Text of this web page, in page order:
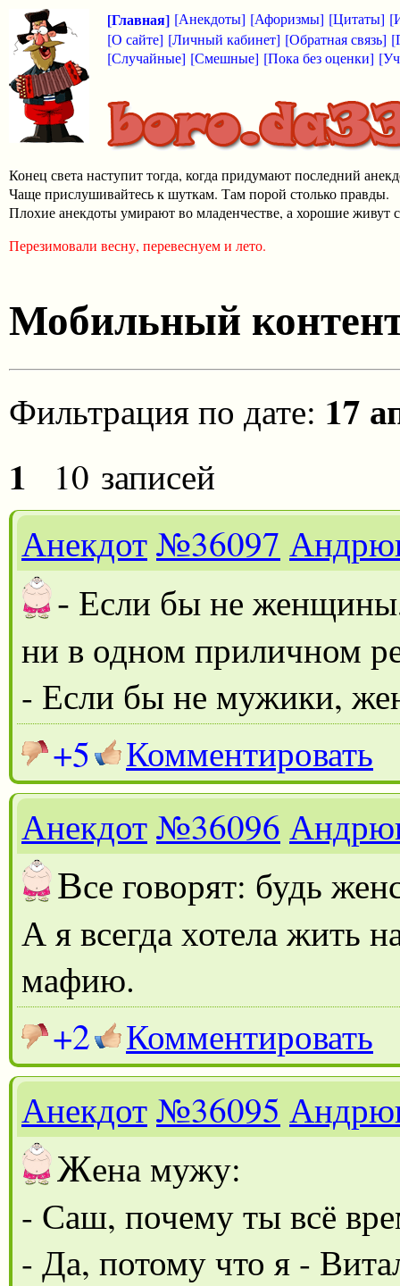
[Главная] [Анекдоты] [Афоризмы] [Цитаты]
[О сайте] [Личный кабинет] [Обратная связь]
[Случайные] [Смешные] [Пока без оценки]
Конец света наступит тогда, когда придумают последний
Чаще прислушивайтесь к шуткам. Там порой столько правды.
Плохие анекдоты умирают во младенчестве, а хорошие живут
Перезимовали весну, перевеснуем и лето.
Мобильный
Фильтрация по дате: 17
1
10 записей
Анекдот№36097
- Если бы не
ни в одном приличном
- Если бы не мужики,
+5
Комментировать
Анекдот№36096
Все говорят: будь
А я всегда хотела жить
мафию.
+2
Комментировать
Анекдот№36095
Жена мужу:
- Саш, почему ты всё
- Да, потому что я -